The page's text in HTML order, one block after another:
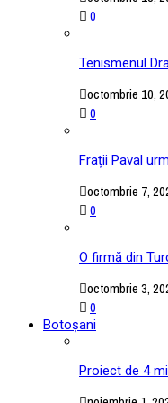
0
Tenismenul
octombrie 10,
0
Frații Paval
octombrie 7,
0
O firmă din
octombrie 3,
0
Botoșani
Proiect de 4